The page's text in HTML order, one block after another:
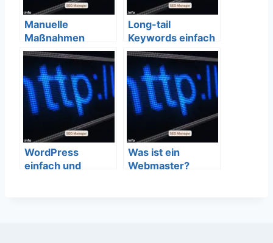
Manuelle
Maßnahmen
einfach und
verständlich
erklärt – SEO
Bedeutung
Long-tail
Keywords einfach
und verständlich
erklärt – SEO
Bedeutung
WordPress
einfach und
Was ist ein
Webmaster?